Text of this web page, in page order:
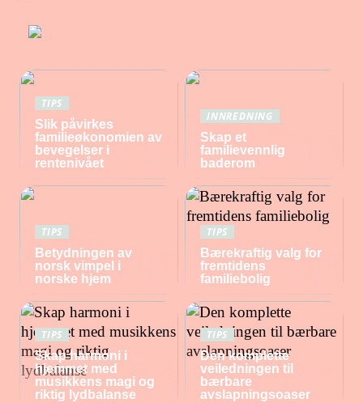
TIPS
Slik påvirkes
familieøkonomien av
bevegelser i
rentenivået
INNREDNING
Skap et
familievennlig
baderom
TIPS
Betydningen av
norsk vimpel i
norske hjem
TIPS
Bærekraftig valg for
fremtidens
familiebolig
TIPS
Skap harmoni i
hjemmet med
musikkens magi og
riktig lydbalanse
TIPS
Den komplette
veiledningen til
bærbare
avslapningsoaser